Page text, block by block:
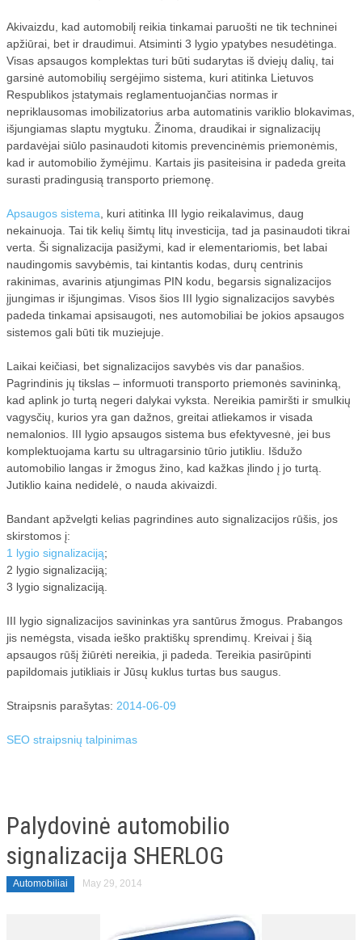
TEISĖ
SKELBIMAI
STATYBOS DARBAI
LT
VAIRAVIMO MOKYKLOS
VALYMO ĮRENGINIAI
BIO BAKTERIJOS
AUTOMOBILIO DRAUDIMAS
Akivaizdu, kad automobilį reikia tinkamai paruošti ne tik techninei
apžiūrai, bet ir draudimui. Atsiminti 3 lygio ypatybes nesudėtinga.
Visas apsaugos komplektas turi būti sudarytas iš dviejų dalių, tai
garsinė automobilių sergėjimo sistema, kuri atitinka Lietuvos
Respublikos įstatymais reglamentuojančias normas ir
nepriklausomas imobilizatorius arba automatinis variklio blokavimas,
išjungiamas slaptu mygtuku. Žinoma, draudikai ir signalizacijų
pardavėjai siūlo pasinaudoti kitomis prevencinėmis priemonėmis,
kad ir automobilio žymėjimu. Kartais jis pasiteisina ir padeda greita
surasti pradingusią transporto priemonę.
Apsaugos sistema , kuri atitinka III lygio reikalavimus, daug
nekainuoja. Tai tik kelių šimtų litų investicija, tad ja pasinaudoti tikrai
verta. Ši signalizacija pasižymi, kad ir elementariomis, bet labai
naudingomis savybėmis, tai kintantis kodas, durų centrinis
rakinimas, avarinis atjungimas PIN kodu, begarsis signalizacijos
įjungimas ir išjungimas. Visos šios III lygio signalizacijos savybės
padeda tinkamai apsisaugoti, nes automobiliai be jokios apsaugos
sistemos gali būti tik muziejuje.
Laikai keičiasi, bet signalizacijos savybės vis dar panašios.
Pagrindinis jų tikslas – informuoti transporto priemonės savininką,
kad aplink jo turtą negeri dalykai vyksta. Nereikia pamiršti ir smulkių
vagysčių, kurios yra gan dažnos, greitai atliekamos ir visada
nemalonios. III lygio apsaugos sistema bus efektyvesnė, jei bus
komplektuojama kartu su ultragarsinio tūrio jutikliu. Išdužo
automobilio langas ir žmogus žino, kad kažkas įlindo į jo turtą.
Jutiklio kaina nedidelė, o nauda akivaizdi.
Bandant apžvelgti kelias pagrindines auto signalizacijos rūšis, jos
skirstomos į:
1 lygio signalizaciją;
2 lygio signalizaciją;
3 lygio signalizaciją.
III lygio signalizacijos savininkas yra santūrus žmogus. Prabangos
jis nemėgsta, visada ieško praktiškų sprendimų. Kreivai į šią
apsaugos rūšį žiūrėti nereikia, ji padeda. Tereikia pasirūpinti
papildomais jutikliais ir Jūsų kuklus turtas bus saugus.
Straipsnis parašytas: 2014-06-09
SEO straipsnių talpinimas
Palydovinė automobilio
signalizacija SHERLOG
Automobiliai May 29, 2014